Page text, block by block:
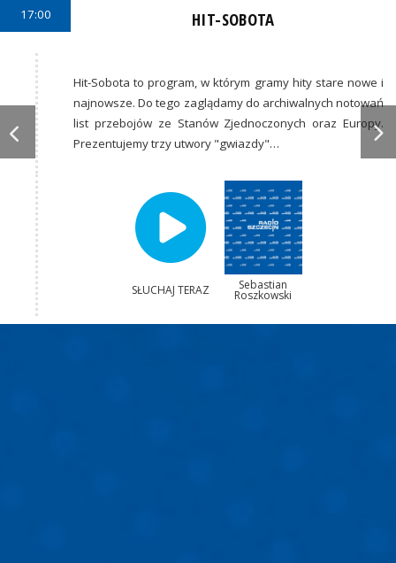
17:00 HIT-SOBOTA
Hit-Sobota to program, w którym gramy hity stare nowe i
najnowsze. Do tego zaglądamy do archiwalnych notowań
list przebojów ze Stanów Zjednoczonych oraz Europy.
Prezentujemy trzy utwory "gwiazdy"…
SŁUCHAJ TERAZ Sebastian
Roszkowski